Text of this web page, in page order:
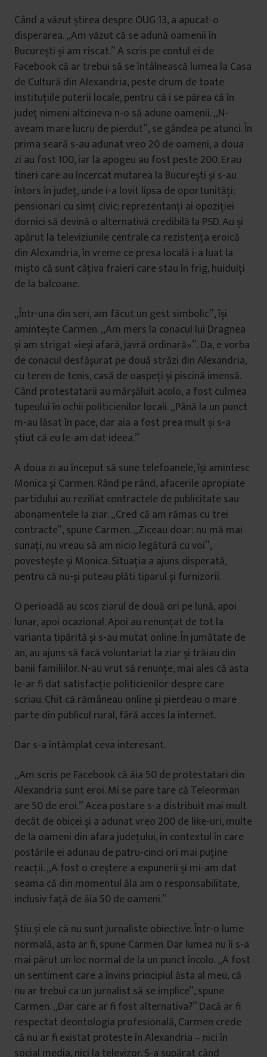
Când a văzut știrea despre OUG 13, a apucat-o
disperarea. „Am văzut că se adună oamenii în
București și am riscat.” A scris pe contul ei de
Facebook că ar trebui să se întâlnească lumea la Casa
de Cultură din Alexandria, peste drum de toate
instituțiile puterii locale, pentru că i se părea că în
județ nimeni altcineva n-o să adune oamenii. „N-
aveam mare lucru de pierdut”, se gândea pe atunci. În
prima seară s-au adunat vreo 20 de oameni, a doua
zi au fost 100, iar la apogeu au fost peste 200. Erau
tineri care au încercat mutarea la București și s-au
întors în județ, unde i-a lovit lipsa de oportunități;
pensionari cu simț civic; reprezentanți ai opoziției
dornici să devină o alternativă credibilă la PSD. Au și
apărut la televiziunile centrale ca rezistența eroică
din Alexandria, în vreme ce presa locală i-a luat la
mișto că sunt câțiva fraieri care stau în frig, huiduiți
de la balcoane.
„Într-una din seri, am făcut un gest simbolic”, își
amintește Carmen. „Am mers la conacul lui Dragnea
și am strigat «ieși afară, javră ordinară»”. Da, e vorba
de conacul desfășurat pe două străzi din Alexandria,
cu teren de tenis, casă de oaspeți și piscină imensă.
Când protestatarii au mărșăluit acolo, a fost culmea
tupeului în ochii politicienilor locali. „Până la un punct
m-au lăsat în pace, dar aia a fost prea mult și s-a
știut că eu le-am dat ideea.”
A doua zi au început să sune telefoanele, își amintesc
Monica și Carmen. Rând pe rând, afacerile apropiate
partidului au reziliat contractele de publicitate sau
abonamentele la ziar. „Cred că am rămas cu trei
contracte”, spune Carmen. „Ziceau doar: nu mă mai
sunați, nu vreau să am nicio legătură cu voi”,
povestește și Monica. Situația a ajuns disperată,
pentru că nu-și puteau plăti tiparul și furnizorii.
O perioadă au scos ziarul de două ori pe lună, apoi
lunar, apoi ocazional. Apoi au renunțat de tot la
varianta tipărită și s-au mutat online. În jumătate de
an, au ajuns să facă voluntariat la ziar și trăiau din
banii familiilor. N-au vrut să renunțe, mai ales că asta
le-ar fi dat satisfacție politicienilor despre care
scriau. Chit că rămâneau online și pierdeau o mare
parte din publicul rural, fără acces la internet.
Dar s-a întâmplat ceva interesant.
„Am scris pe Facebook că ăia 50 de protestatari din
Alexandria sunt eroi. Mi se pare tare că Teleorman
are 50 de eroi.” Acea postare s-a distribuit mai mult
decât de obicei și a adunat vreo 200 de like-uri, multe
de la oameni din afara județului, în contextul în care
postările ei adunau de patru-cinci ori mai puține
reacții. „A fost o creștere a expunerii și mi-am dat
seama că din momentul ăla am o responsabilitate,
inclusiv față de ăia 50 de oameni.”
Știu și ele că nu sunt jurnaliste obiective. Într-o lume
normală, asta ar fi, spune Carmen. Dar lumea nu li s-a
mai părut un loc normal de la un punct încolo. „A fost
un sentiment care a învins principiul ăsta al meu, că
nu ar trebui ca un jurnalist să se implice”, spune
Carmen. „Dar care ar fi fost alternativa?” Dacă ar fi
respectat deontologia profesională, Carmen crede
că nu ar fi existat proteste în Alexandria – nici în
social media, nici la televizor. S-a supărat când